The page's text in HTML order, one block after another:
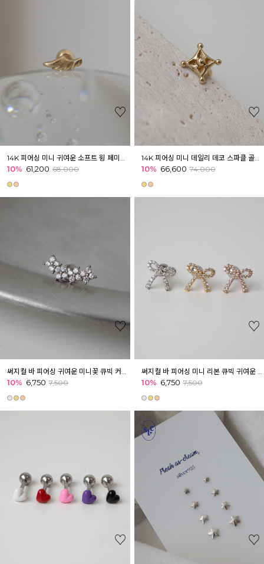
10% 61,200 68,000
14K 피어싱 미니 데일리 데코 스파클 골드피어싱 이너컨츠 아웃컨츠 귓바퀴
10% 66,600 74,000
써지컬 바 피어싱 귀여운 미니꽃 큐빅 커브형 피어싱 이너컨츠 아웃컨츠 귓바퀴
10% 6,750 7,500
써지컬 바 피어싱 미니 리본 큐빅 귀여운 피어싱 귓볼 아웃컨츠 귓바퀴
10% 6,750 7,500